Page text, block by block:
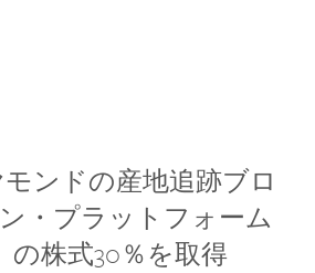
ンドの産地追跡ブロ
・プラットフォーム
の株式30％を取得